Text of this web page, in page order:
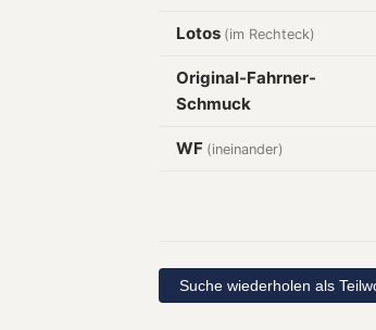
Lotos (im Rechteck)
Original-Fahrner-
Schmuck
WF (ineinander)